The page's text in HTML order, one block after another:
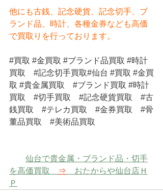
他にも古銭、記念硬貨、記念切手、ブ
ランド品、時計、各種金券なども高価
で買取りを行っております。
#買取 #金買取 #ブランド品買取 #時計
買取
#記念切手買取#仙台 #買取 #金買
取 #貴金属買取 #ブランド買取 #時計
買取
#切手買取 #記念硬貨買取
#古
銭買取
#テレカ買取 #金券買取
#骨
董品買取
#美術品買取
仙台で貴金属・ブランド品・切手
を高価買取
⇒ おたからや仙台店Ｈ
Ｐ